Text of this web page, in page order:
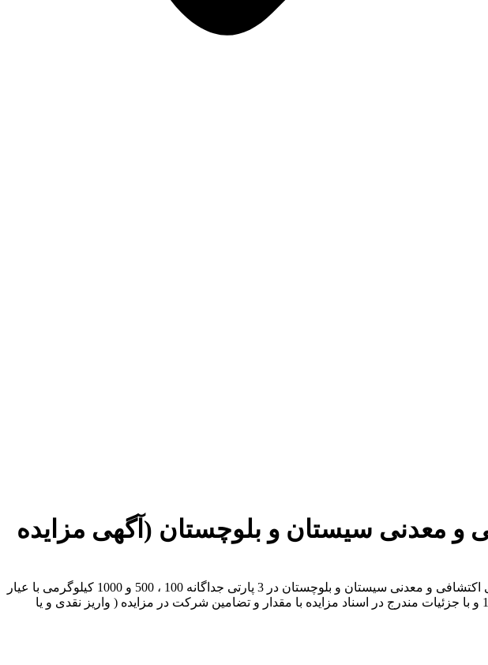
معدنی سیستان و بلوچستان (آگهی مزایده
شرکت تهیه و تولید مواد معدنی ایران در نظر دارد مزایده عمومی فروش شمش آنتیموان تولیدی مجتمع طرح های اکتشافی و معدنی سیستان و بلوچستان در 3 پارتی جداگانه 100 ، 500 و 1000 کیلوگرمی با عیار
میانگین 1 ± 99 درصد را از طریق سامانه تدارکات الکترونیکی دولت (ستاد) به شماره ثبت ستاد 100971028000029 و با جزئیات مندرج در اسناد مزایده با مقدار و تضامین شرکت در مزایده ( واریز نقدی و یا